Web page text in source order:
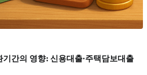
간의 영향: 신용대출·주택담보대출